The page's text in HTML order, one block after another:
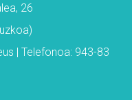
26
| Telefonoa: 943-83